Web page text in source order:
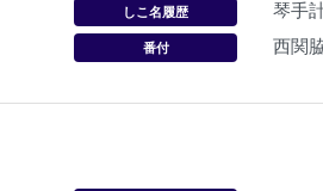
しこ名履歴 琴手
番付 西関